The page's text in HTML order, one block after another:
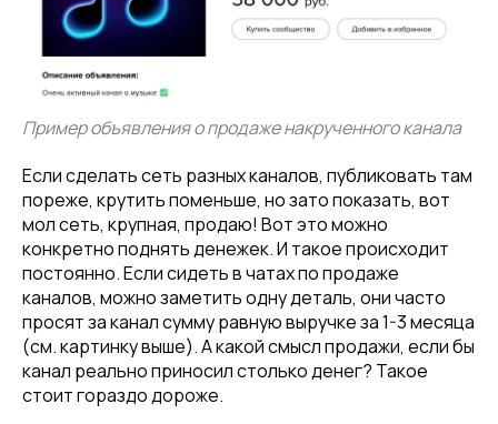
Пример объявления о продаже накрученного канала
Если сделать сеть разных каналов, публиковать там
пореже, крутить поменьше, но зато показать, вот
мол сеть, крупная, продаю! Вот это можно
конкретно поднять денежек. И такое происходит
постоянно. Если сидеть в чатах по продаже
каналов, можно заметить одну деталь, они часто
просят за канал сумму равную выручке за 1-3 месяца
(см. картинку выше). А какой смысл продажи, если бы
канал реально приносил столько денег? Такое
стоит гораздо дороже.